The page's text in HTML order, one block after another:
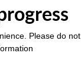
Please do not